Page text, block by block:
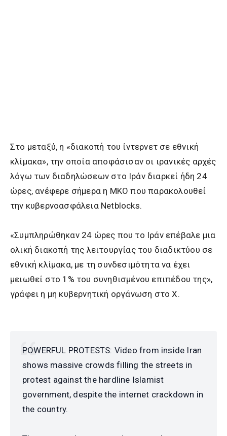
Στο μεταξύ, η «διακοπή του ίντερνετ σε εθνική
κλίμακα», την οποία αποφάσισαν οι ιρανικές αρχές
λόγω των διαδηλώσεων στο Ιράν διαρκεί ήδη 24
ώρες, ανέφερε σήμερα η ΜΚΟ που παρακολουθεί
την κυβερνοασφάλεια Netblocks.
«Συμπληρώθηκαν 24 ώρες που το Ιράν επέβαλε μια
ολική διακοπή της λειτουργίας του διαδικτύου σε
εθνική κλίμακα, με τη συνδεσιμότητα να έχει
μειωθεί στο 1% του συνηθισμένου επιπέδου της»,
γράφει η μη κυβερνητική οργάνωση στο Χ.
POWERFUL PROTESTS: Video from inside Iran
shows massive crowds filling the streets in
protest against the hardline Islamist
government, despite the internet crackdown in
the country.